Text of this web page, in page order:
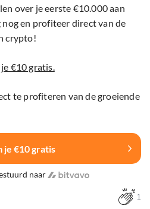
over je eerste €10.000 aan
en profiteer direct van de
crypto!
€10 gratis.
te profiteren van de groeiende
je €10 gratis
naar
1